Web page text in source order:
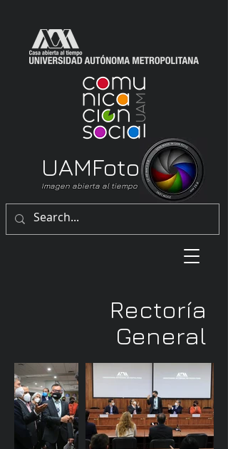
Imagen abierta al tiempo
UAMFoto
Rectoría
General